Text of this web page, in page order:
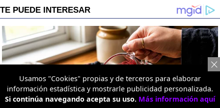
Usamos "Cookies" propias y de terceros para elaborar
información estadística y mostrarle publicidad personalizada.
Si continúa navegando acepta su uso. Más información aquí